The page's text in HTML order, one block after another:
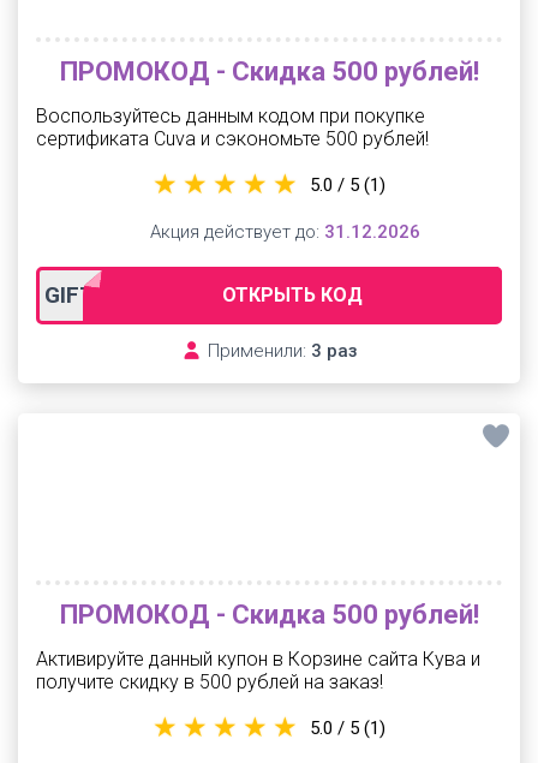
ПРОМОКОД - Скидка 500 рублей!
Воспользуйтесь данным кодом при покупке
сертификата Cuva и сэкономьте 500 рублей!
GIFT2026 ОТКРЫТЬ КОД
Применили: 3 раз
5.0 / 5 (1)
Акция действует до: 31.12.2026
ПРОМОКОД - Скидка 500 рублей!
Активируйте данный купон в Корзине сайта Кува и
получите скидку в 500 рублей на заказ!
5.0 / 5 (1)